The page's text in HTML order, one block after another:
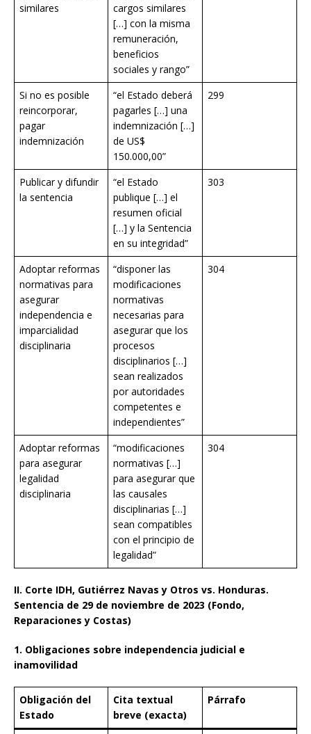
similares
cargos similares
[…] con la misma
remuneración,
beneficios
sociales y rango”
Si no es posible
reincorporar,
pagar
indemnización
“el Estado deberá
pagarles […] una
indemnización […]
de US$
150.000,00”
299
Publicar y difundir
la sentencia
“el Estado
publique […] el
resumen oficial
[…] y la Sentencia
en su integridad”
303
Adoptar reformas
normativas para
asegurar
independencia e
imparcialidad
disciplinaria
“disponer las
modificaciones
normativas
necesarias para
asegurar que los
procesos
disciplinarios […]
sean realizados
por autoridades
competentes e
independientes”
304
Adoptar reformas
para asegurar
legalidad
disciplinaria
“modificaciones
normativas […]
para asegurar que
las causales
disciplinarias […]
sean compatibles
con el principio de
legalidad”
304
II. Corte IDH, Gutiérrez Navas y Otros vs. Honduras.
Sentencia de 29 de noviembre de 2023 (Fondo,
Reparaciones y Costas)
1. Obligaciones sobre independencia judicial e
inamovilidad
Obligación del
Estado
Cita textual
breve (exacta)
Párrafo